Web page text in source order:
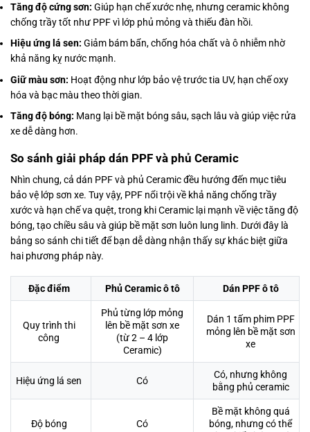
Tăng độ cứng sơn: Giúp hạn chế xước nhẹ, nhưng ceramic không
chống trầy tốt như PPF vì lớp phủ mỏng và thiếu đàn hồi.
Hiệu ứng lá sen: Giảm bám bẩn, chống hóa chất và ô nhiễm nhờ
khả năng kỵ nước mạnh.
Giữ màu sơn: Hoạt động như lớp bảo vệ trước tia UV, hạn chế oxy
hóa và bạc màu theo thời gian.
Tăng độ bóng: Mang lại bề mặt bóng sâu, sạch lâu và giúp việc rửa
xe dễ dàng hơn.
So sánh giải pháp dán PPF và phủ Ceramic
Nhìn chung, cả dán PPF và phủ Ceramic đều hướng đến mục tiêu
bảo vệ lớp sơn xe. Tuy vậy, PPF nổi trội về khả năng chống trầy
xước và hạn chế va quệt, trong khi Ceramic lại mạnh về việc tăng độ
bóng, tạo chiều sâu và giúp bề mặt sơn luôn lung linh. Dưới đây là
bảng so sánh chi tiết để bạn dễ dàng nhận thấy sự khác biệt giữa
hai phương pháp này.
Đặc điểm Phủ Ceramic ô tô Dán PPF ô tô
Quy trình thi
công
Phủ từng lớp mỏng
lên bề mặt sơn xe
(từ 2 – 4 lớp
Ceramic)
Dán 1 tấm phim PPF
mỏng lên bề mặt sơn
xe
Hiệu ứng lá sen Có
Có, nhưng không
bằng phủ ceramic
Độ bóng Có
Bề mặt không quá
bóng, nhưng có thể